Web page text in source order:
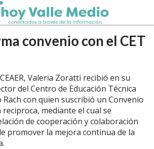
convenio con el CET
Valeria Zoratti recibió en su
del Centro de Educación Técnica
Rach con quien suscribió un Convenio
mediante el cual se
de cooperación y colaboración
promover la mejora continua de la